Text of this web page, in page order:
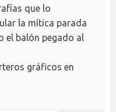
que lo
la mítica parada
el balón pegado al
gráficos en